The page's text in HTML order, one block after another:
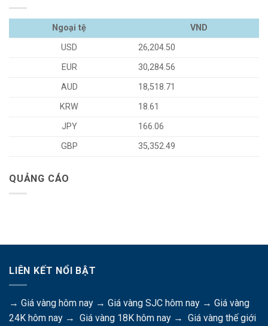
Ngoại tệ
VND
USD
26,204.50
EUR
30,284.56
AUD
18,518.71
KRW
18.61
JPY
166.06
GBP
35,352.49
QUẢNG CÁO
LIÊN KẾT NỔI BẬT
→ Giá vàng hôm nay → Giá vàng SJC hôm nay → Giá vàng
24K hôm nay → Giá vàng 18K hôm nay → Giá vàng thế giới